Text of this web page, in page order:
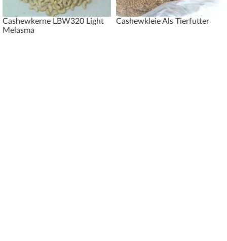
Cashewkerne LBW320 Light
Melasma
Cashewkleie Als Tierfutter